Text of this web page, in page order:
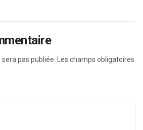
pas publiée. Les champs obligatoires